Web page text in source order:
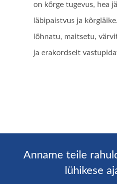
on kõrge tugevus, hea
läbipaistvus ja
lõhnatu, maitsetu,
ja erakordselt
Anname teile
lühikese